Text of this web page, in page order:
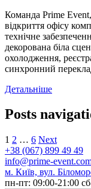
Команда Prime
відкриття офісу
технічне
декорована біла
охолодження,
синхронний
Детальніше
Posts
1 2 … 6 Next
+38 (067) 899 49 49
info@prime-
м. Київ, вул.
пн-пт: 09:00-21:00